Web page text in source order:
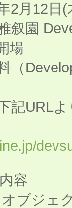
2月12日(
叙園
場
（
記URLよ
容
ブジェ